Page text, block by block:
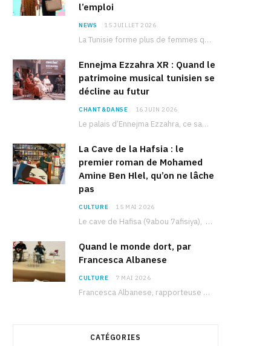
l’emploi
NEWS 15 JUILLET 2026
La Tunisie forme plus de femmes que d’hommes dans les filières scientifiques. Pourtant, pour beaucoup…
Ennejma Ezzahra XR : Quand le
patrimoine musical tunisien se
décline au futur
CHANT&DANSE 16 JUIN 2026
Le palais d’Ennejma Ezzahra, ce sanctuaire de la musique tunisienne et méditerranéenne construit par le…
La Cave de la Hafsia : le
premier roman de Mohamed
Amine Ben Hlel, qu’on ne lâche
pas
CULTURE 15 MAI 2026
Le cave de Hafisa (9abou 7afisiya), premier roman du journaliste tunisien Mohamed Amine Ben Hlel,…
Quand le monde dort, par
Francesca Albanese
CULTURE 7 MAI 2026
Francesca Albanese, rapporteuse spéciale de l’ONU sur les territoires palestiniens occupés, était à Tunis pour…
CATÉGORIES